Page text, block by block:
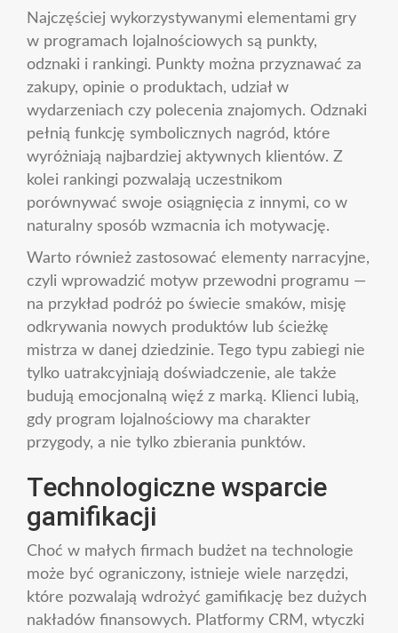
Najczęściej wykorzystywanymi elementami gry
w programach lojalnościowych są punkty,
odznaki i rankingi. Punkty można przyznawać za
zakupy, opinie o produktach, udział w
wydarzeniach czy polecenia znajomych. Odznaki
pełnią funkcję symbolicznych nagród, które
wyróżniają najbardziej aktywnych klientów. Z
kolei rankingi pozwalają uczestnikom
porównywać swoje osiągnięcia z innymi, co w
naturalny sposób wzmacnia ich motywację.
Warto również zastosować elementy narracyjne,
czyli wprowadzić motyw przewodni programu —
na przykład podróż po świecie smaków, misję
odkrywania nowych produktów lub ścieżkę
mistrza w danej dziedzinie. Tego typu zabiegi nie
tylko uatrakcyjniają doświadczenie, ale także
budują emocjonalną więź z marką. Klienci lubią,
gdy program lojalnościowy ma charakter
przygody, a nie tylko zbierania punktów.
Technologiczne wsparcie
gamifikacji
Choć w małych firmach budżet na technologie
może być ograniczony, istnieje wiele narzędzi,
które pozwalają wdrożyć gamifikację bez dużych
nakładów finansowych. Platformy CRM, wtyczki